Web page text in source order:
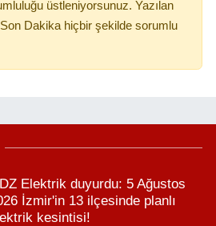
üstleniyorsunuz. Yazılan
Dakika hiçbir şekilde sorumlu
Elektrik duyurdu: 5 Ağustos
İzmir'in 13 ilçesinde planlı
kesintisi!